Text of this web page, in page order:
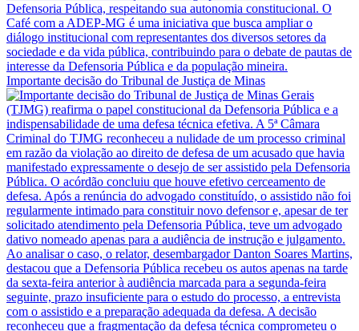
Importante decisão do Tribunal de Justiça de Minas